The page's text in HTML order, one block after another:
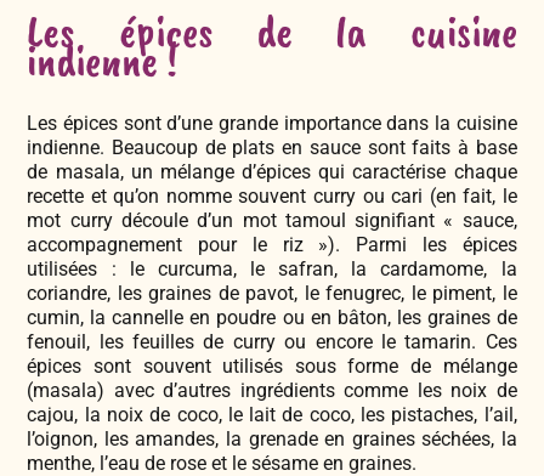
Les épices de la cuisine
indienne !
Les épices sont d’une grande importance dans la cuisine
indienne. Beaucoup de plats en sauce sont faits à base
de masala, un mélange d’épices qui caractérise chaque
recette et qu’on nomme souvent curry ou cari (en fait, le
mot curry découle d’un mot tamoul signifiant « sauce,
accompagnement pour le riz »). Parmi les épices
utilisées : le curcuma, le safran, la cardamome, la
coriandre, les graines de pavot, le fenugrec, le piment, le
cumin, la cannelle en poudre ou en bâton, les graines de
fenouil, les feuilles de curry ou encore le tamarin. Ces
épices sont souvent utilisés sous forme de mélange
(masala) avec d’autres ingrédients comme les noix de
cajou, la noix de coco, le lait de coco, les pistaches, l’ail,
l’oignon, les amandes, la grenade en graines séchées, la
menthe, l’eau de rose et le sésame en graines.